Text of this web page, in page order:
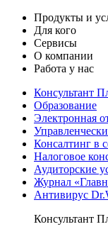
Продукты и
Для кого
Сервисы
О компании
Работа у нас
Консультант
Образование
Электронная
Консалтинг в
Налоговое
Аудиторские
Журнал
Антивирус
Консультант